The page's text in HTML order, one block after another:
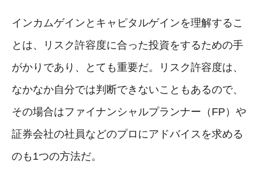
インカムゲインとキャピタルゲインを理解するこ
とは、リスク許容度に合った投資をするための手
がかりであり、とても重要だ。リスク許容度は、
なかなか自分では判断できないこともあるので、
その場合はファイナンシャルプランナー（FP）や
証券会社の社員などのプロにアドバイスを求める
のも1つの方法だ。